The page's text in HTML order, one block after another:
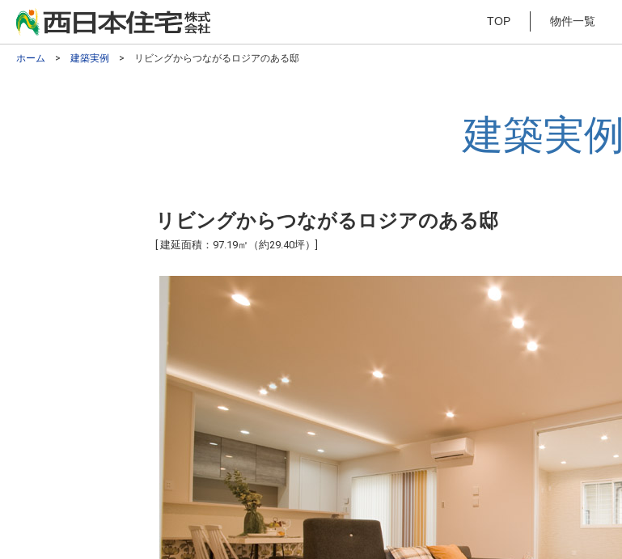
物件一覧
TOP
ホーム > 建築実例 > リビングからつながるロジアのある邸
建築実例
リビングからつながるロジアのある邸
[ 建延面積：97.19㎡（約29.40坪）]